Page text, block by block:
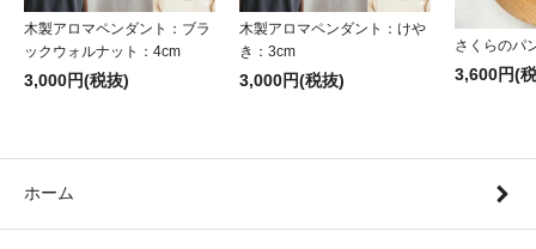
木製アロマペンダント：ブラ
ックウォルナット：4cm
3,000円(税抜)
木製アロマペンダント：けや
き：3cm
3,000円(税抜)
さくらのパ
3,600円(
ホーム